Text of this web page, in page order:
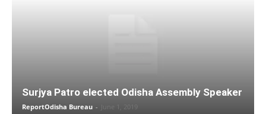
Surjya Patro elected Odisha Assembly Speaker
ReportOdisha Bureau - June 1, 2019